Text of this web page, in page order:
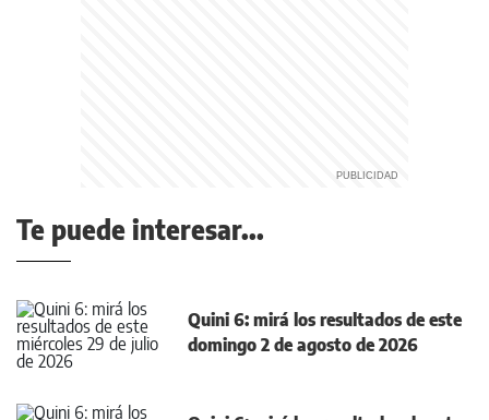
Te puede interesar...
Quini 6: mirá los resultados de este
domingo 2 de agosto de 2026